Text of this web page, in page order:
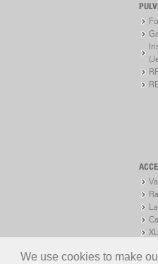
We use cookies to make